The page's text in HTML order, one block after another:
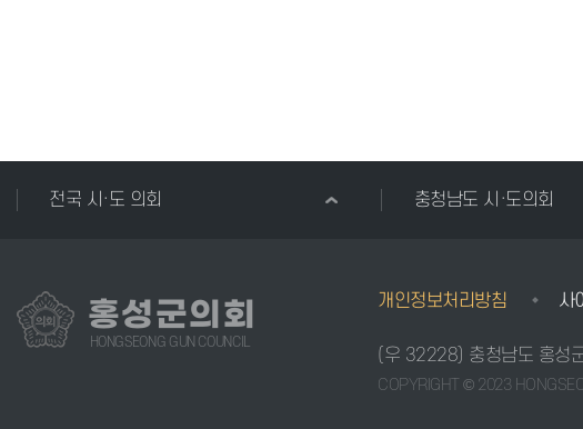
전국 시·도 의회 충청남도 시·도의회
홍성군의회
HONGSEONG GUN COUNCIL
개인정보처리방침 사
(우 32228) 충청남도 홍성
COPYRIGHT © 2023